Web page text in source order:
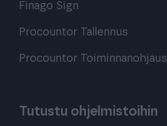
Finago Sign
Procountor Tallennus
Procountor Toiminnanohjaus
Tutustu ohjelmistoihin